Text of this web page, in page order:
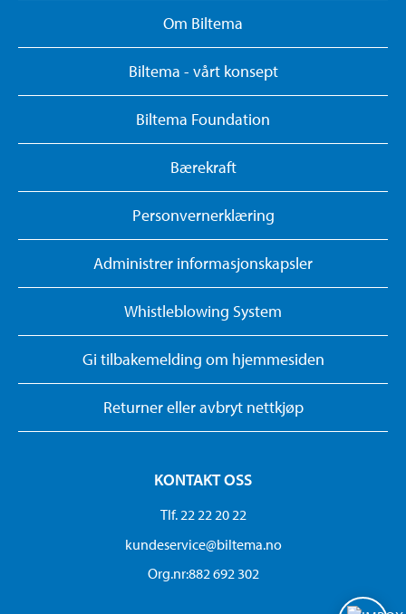
Om Biltema
Biltema - vårt konsept
Biltema Foundation
Bærekraft
Personvernerklæring
Administrer informasjonskapsler
Whistleblowing System
Gi tilbakemelding om hjemmesiden
Returner eller avbryt nettkjøp
KONTAKT OSS
Tlf. 22 22 20 22
kundeservice@biltema.no
Org.nr:882 692 302